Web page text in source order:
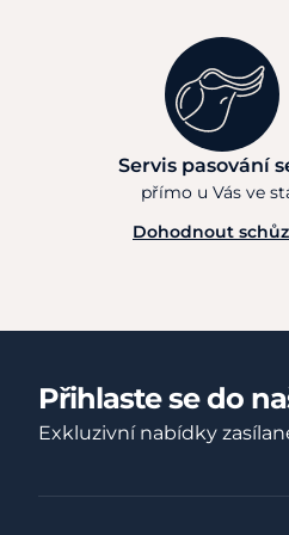
Servis pasování
přímo u Vás ve
Dohodnout
Přihlaste se do
Exkluzivní nabídky